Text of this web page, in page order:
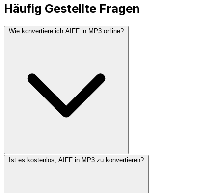
Häufig Gestellte Fragen
Wie konvertiere ich AIFF in MP3 online?
Ist es kostenlos, AIFF in MP3 zu konvertieren?